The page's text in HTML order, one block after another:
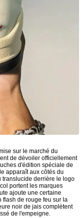
sur le marché du
de dévoiler officiellement
d'édition spéciale de
apparaît aux côtés du
translucide derrière le logo
portent les marques
ajoute une certaine
flash de rouge feu sur la
noir de jais complètent
de l'empeigne.